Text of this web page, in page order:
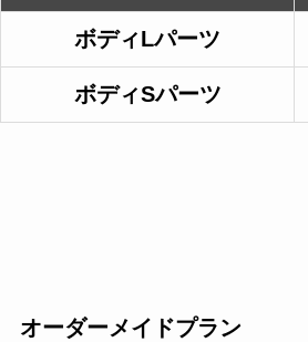
ボディLパーツ
ボディSパーツ
オーダーメイドプラン